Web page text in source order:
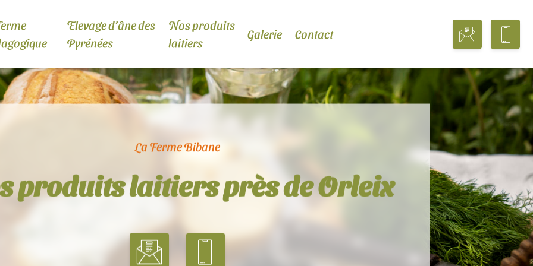
Elevage d’âne des
Pyrénées
Nos produits
laitiers
Galerie Contact
La Ferme Bibane
produits laitiers près de Orleix